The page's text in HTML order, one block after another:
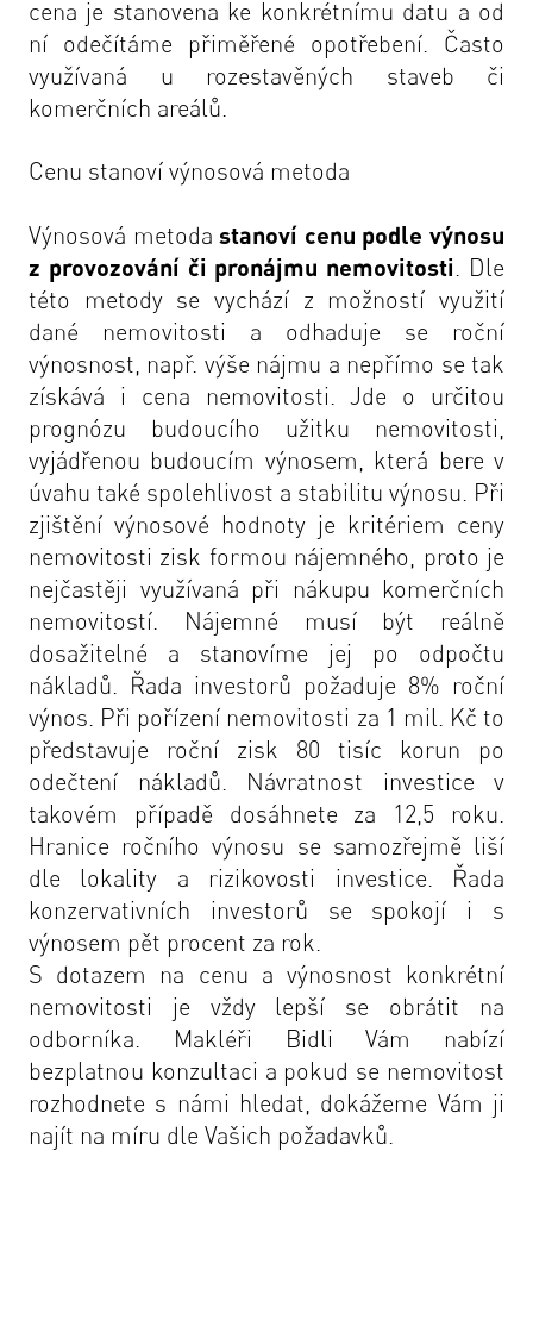
cena je stanovena ke konkrétnímu datu a od
ní odečítáme přiměřené opotřebení. Často
využívaná u rozestavěných staveb či
komerčních areálů.
Cenu stanoví výnosová metoda
Výnosová metodastanoví cenu podle výnosu
z provozování či pronájmu nemovitosti. Dle
této metody se vychází z možností využití
dané nemovitosti a odhaduje se roční
výnosnost, např. výše nájmu a nepřímo se tak
získává i cena nemovitosti. Jde o určitou
prognózu budoucího užitku nemovitosti,
vyjádřenou budoucím výnosem, která bere v
úvahu také spolehlivost a stabilitu výnosu. Při
zjištění výnosové hodnoty je kritériem ceny
nemovitosti zisk formou nájemného, proto je
nejčastěji využívaná při nákupu komerčních
nemovitostí. Nájemné musí být reálně
dosažitelné a stanovíme jej po odpočtu
nákladů. Řada investorů požaduje 8% roční
výnos. Při pořízení nemovitosti za 1 mil. Kč to
představuje roční zisk 80 tisíc korun po
odečtení nákladů. Návratnost investice v
takovém případě dosáhnete za 12,5 roku.
Hranice ročního výnosu se samozřejmě liší
dle lokality a rizikovosti investice. Řada
konzervativních investorů se spokojí i s
výnosem pět procent za rok.
S dotazem na cenu a výnosnost konkrétní
nemovitosti je vždy lepší se obrátit na
odborníka. Makléři Bidli Vám nabízí
bezplatnou konzultaci a pokud se nemovitost
rozhodnete s námi hledat, dokážeme Vám ji
najít na míru dle Vašich požadavků.